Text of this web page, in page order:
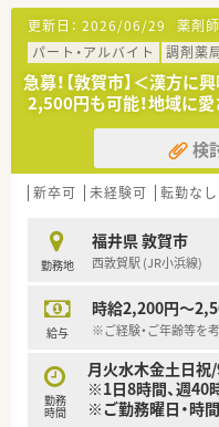
【法人特徴について】
■福井県敦賀市内に4
史を持ち地域住民から
■代表ご自身も現場に
られているため、風通
す。
■地域への貢献を最
など、常に患者様第
【職場環境と雰囲気】
に協力し合いながら
す。
■薬剤師と事務スタッ
す。
■充実した設備環境の
更新日： 2026/06/29 薬剤
パート・アルバイト
調剤薬
急募！【敦賀市】＜漢方
2,500円も可能！地域に
検
新卒可 未経験可 転勤なし
勤務地
福井県 敦賀市
西敦賀駅 (JR小浜線)
給与
時給2,200円～
※ご経験・ご年齢等を
勤務
時間
月火水木金土日祝/
※1日8時間、週40
※ご勤務曜日・時